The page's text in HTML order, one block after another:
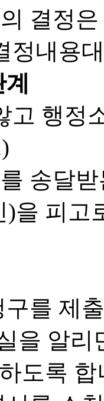
결정
정내용
고 행정
송달
을 피고
를 제
을 알
도록 합